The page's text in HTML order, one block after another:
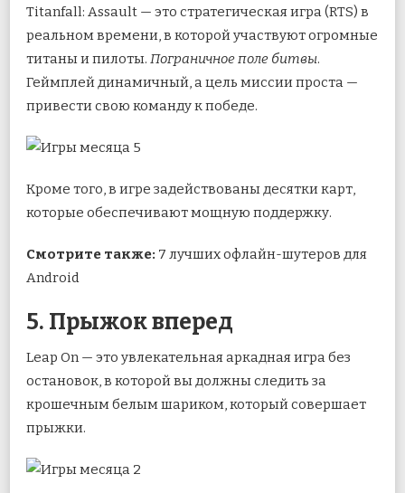
Titanfall: Assault — это стратегическая игра (RTS) в
реальном времени, в которой участвуют огромные
титаны и пилоты. Пограничное поле битвы.
Геймплей динамичный, а цель миссии проста —
привести свою команду к победе.
Кроме того, в игре задействованы десятки карт,
которые обеспечивают мощную поддержку.
Смотрите также: 7 лучших офлайн-шутеров для
Android
5. Прыжок вперед
Leap On — это увлекательная аркадная игра без
остановок, в которой вы должны следить за
крошечным белым шариком, который совершает
прыжки.